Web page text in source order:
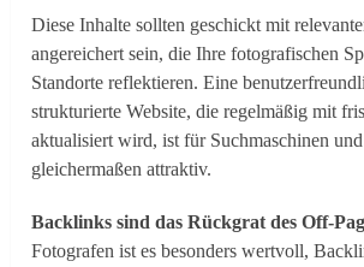
Diese Inhalte sollten geschickt mit
angereichert sein, die Ihre fotografischen
Standorte reflektieren. Eine
strukturierte Website, die regelmäßig mit
aktualisiert wird, ist für Suchmaschinen
gleichermaßen attraktiv.
Backlinks sind das Rückgrat des Off-
Fotografen ist es besonders wertvoll,